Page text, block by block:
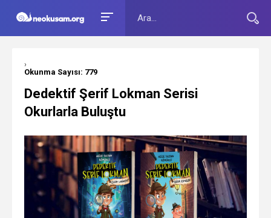
›
Okunma Sayısı: 779
Dedektif Şerif Lokman Serisi
Okurlarla Buluştu